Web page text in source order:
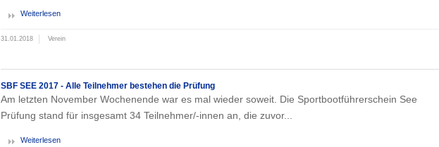
Weiterlesen
31.01.2018 Verein
SBF SEE 2017 - Alle Teilnehmer bestehen die Prüfung
Am letzten November Wochenende war es mal wieder soweit. Die Sportbootführerschein See
Prüfung stand für insgesamt 34 Teilnehmer/-innen an, die zuvor...
Weiterlesen